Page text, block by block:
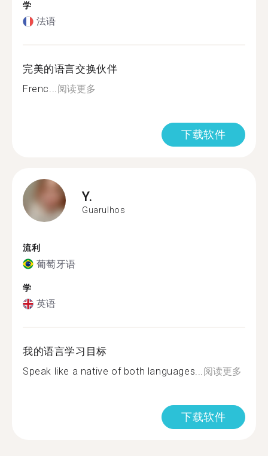
学
法语
完美的语言交换伙伴
Frenc...阅读更多
下载软件
Y.
Guarulhos
流利
葡萄牙语
学
英语
我的语言学习目标
Speak like a native of both languages...阅读更多
下载软件